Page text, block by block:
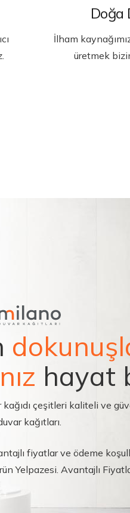
Doğa
İlham
üretmek
hayat
kağıdı çeşitleri kaliteli ve
kağıtları.
fiyatlar ve ödeme
Yelpazesi. Avantajlı